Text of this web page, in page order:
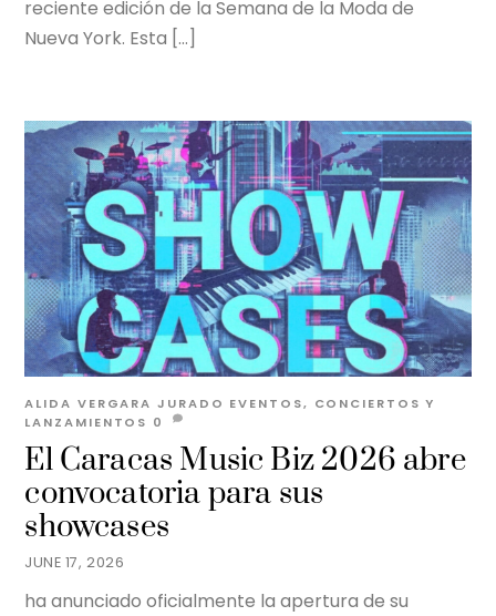
reciente edición de la Semana de la Moda de
Nueva York. Esta […]
JUNE 17, 2026
El Caracas Music Biz 2026 abre
convocatoria para sus
showcases
ALIDA VERGARA JURADO EVENTOS, CONCIERTOS Y
LANZAMIENTOS 0
ha anunciado oficialmente la apertura de su